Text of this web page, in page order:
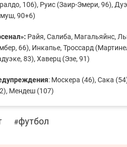
106), Руис (Заир-Эмери, 96),
90+6)
Райя, Салиба, Магальяйнс,
66), Инкапье, Троссард
83), Хаверц (Эзе, 91)
: Москера (46), Сака
Мендеш (107)
#футбол